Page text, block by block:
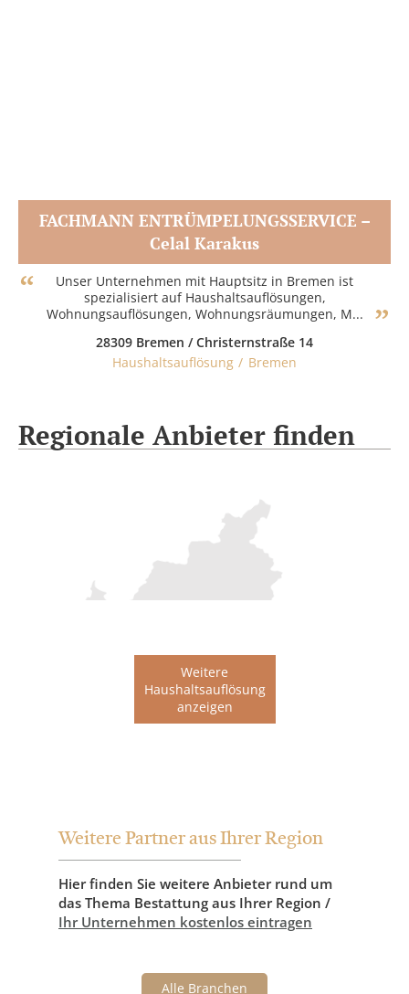
FACHMANN ENTRÜMPELUNGSSERVICE –
Celal Karakus
Unser Unternehmen mit Hauptsitz in Bremen ist
spezialisiert auf Haushaltsauflösungen,
Wohnungsauflösungen, Wohnungsräumungen, M...
28309 Bremen / Christernstraße 14
Haushaltsauflösung
Bremen
Regionale Anbieter finden
Weitere
Haushaltsauflösung
anzeigen
Weitere Partner aus Ihrer Region
Hier finden Sie weitere Anbieter rund um
das Thema Bestattung aus Ihrer Region /
Ihr Unternehmen kostenlos eintragen
Alle Branchen